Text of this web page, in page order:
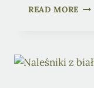
READ MORE